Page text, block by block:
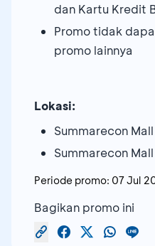
dan Kartu Kredit
Promo tidak
promo lainnya
Lokasi:
Summarecon
Summarecon
Periode promo: 07 Jul
Bagikan promo ini